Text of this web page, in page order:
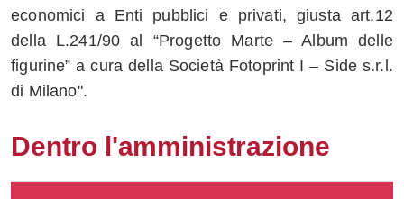
Facebook
su
Whatsapp
economici a Enti pubblici e privati, giusta art.12
della L.241/90 al “Progetto Marte – Album delle
figurine” a cura della Società Fotoprint I – Side s.r.l.
di Milano".
Dentro l'amministrazione